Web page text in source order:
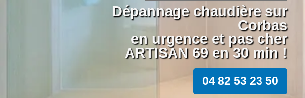
Dépannage chaudière sur
Corbas
en urgence et pas cher
ARTISAN 69 en 30 min !
04 82 53 23 50